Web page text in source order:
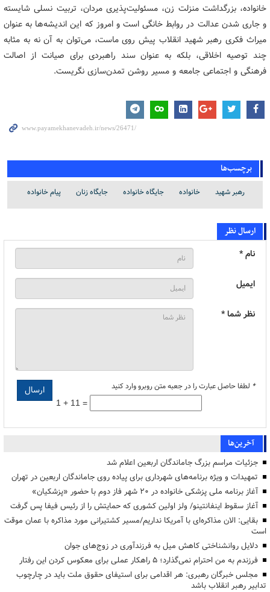
خانواده، بزرگداشت منزلت زن، مسئولیت‌پذیری مردان، تربیت نسلی شایسته
و جاری شدن عدالت در روابط خانگی است و امروز که این اندیشه‌ها به عنوان
میراث فکری رهبر شهید انقلاب پیش روی ماست، می‌توان به آن نه به مثابه
چند توصیه اخلاقی، بلکه به عنوان سند راهبردی برای صیانت از اصالت
فرهنگی و اجتماعی جامعه و مسیر روشن تمدن‌سازی نگریست.
برچسب‌ها
رهبر شهید خانواده جایگاه خانواده جایگاه زنان پیام خانواده
ارسال نظر
نام *
ایمیل
نظر شما *
* لطفا حاصل عبارت را در جعبه متن روبرو وارد کنید
1 + 11 =
آخرین‌ها
جزئیات مراسم بزرگ جاماندگان اربعین اعلام شد
تمهیدات و ویژه برنامه‌های شهرداری برای پیاده روی جاماندگان اربعین در تهران
آغاز برنامه ملی پزشکی خانواده در ۲۰ شهر فاز دوم با حضور «پزشکیان»
آغاز سقوط اینفانتینو/ ولز اولین کشوری که حمایتش را از رئیس فیفا پس گرفت
بقایی: الان مذاکره‌ای با آمریکا نداریم/مسیر کشتیرانی مورد مذاکره با عمان موقت
است
دلایل روانشناختی کاهش میل به فرزندآوری در زوج‌های جوان
فرزندم به من احترام نمی‌گذارد؛ ۵ راهکار عملی برای معکوس کردن این رفتار
مجلس خبرگان رهبری: هر اقدامی برای استیفای حقوق ملت باید در چارچوب
تدابیر رهبر انقلاب باشد